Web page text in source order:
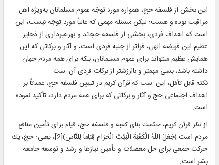
اين بخش از فلسفه حج، همواره مورد توجّه عموم مسلمانان به‌ويژه اهل
مراقبت بوده و هست؛ ليكن مسئله مهمی كه غالباً مورد توجّه نيست، اين
است كه اهداف فردى، بخشى از فلسفه حج‏اند و بهره‏بردارى از ذخاير
عظيم اين فريضه الهى، فراتر از جنبه فردى است، و آثار و بركاتى كه اين
همايش عظيم مى‏تواند براى عموم مسلمانان، بلكه براى همه مردم جهان
داشته باشد، بسى مهم‏تر و باارزش‏تر از بركات فردى آن است.
نكته قابل تأمّل، اين است كه قرآن كريم در تبيين فلسفه حج، عمدتاً بر
اهداف اجتماعى حج و آثار و بركاتى كه براى همه مردم دارد، تأكيد نموده
است.
از نظر قرآن كريم، حكمت بناى كعبه و فلسفه حج، قيام براى تأمين منافع
مردم است (جَعَلَ اللَّهُ الْکَعْبَةَ الْبَيْتَ الْحَرَامَ قِيَاماً لِلنَّاسِ)[2]، يعنى: حج، يك
حركت جمعى براى حل معضلات و تأمين نيازها و رشد و توسعه جامعه
بشر است.